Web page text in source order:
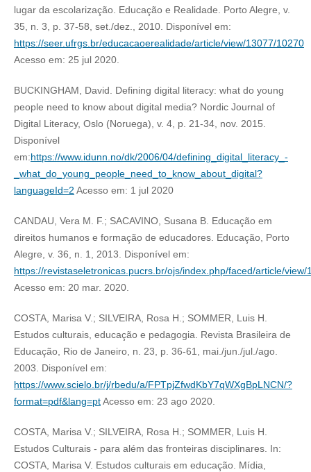
lugar da escolarização. Educação e Realidade. Porto Alegre, v.
35, n. 3, p. 37-58, set./dez., 2010. Disponível em:
https://seer.ufrgs.br/educacaoerealidade/article/view/13077/10270
Acesso em: 25 jul 2020.
BUCKINGHAM, David. Defining digital literacy: what do young
people need to know about digital media? Nordic Journal of
Digital Literacy, Oslo (Noruega), v. 4, p. 21-34, nov. 2015.
Disponível
em:https://www.idunn.no/dk/2006/04/defining_digital_literacy_-
_what_do_young_people_need_to_know_about_digital?
languageId=2 Acesso em: 1 jul 2020
CANDAU, Vera M. F.; SACAVINO, Susana B. Educação em
direitos humanos e formação de educadores. Educação, Porto
Alegre, v. 36, n. 1, 2013. Disponível em:
https://revistaseletronicas.pucrs.br/ojs/index.php/faced/article/view/
Acesso em: 20 mar. 2020.
COSTA, Marisa V.; SILVEIRA, Rosa H.; SOMMER, Luis H.
Estudos culturais, educação e pedagogia. Revista Brasileira de
Educação, Rio de Janeiro, n. 23, p. 36-61, mai./jun./jul./ago.
2003. Disponível em:
https://www.scielo.br/j/rbedu/a/FPTpjZfwdKbY7qWXgBpLNCN/?
format=pdf&lang=ptAcesso em: 23 ago 2020.
COSTA, Marisa V.; SILVEIRA, Rosa H.; SOMMER, Luis H.
Estudos Culturais - para além das fronteiras disciplinares. In:
COSTA, Marisa V. Estudos culturais em educação. Mídia,